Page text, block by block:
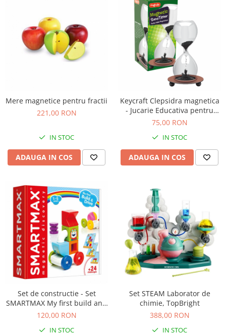
Jucarii de sortat
Jucarii muzicale bebelusi
Puzzle bebelusi
Mere magnetice pentru fractii
221,00 RON
IN STOC
ADAUGA IN COS
Keycraft Clepsidra magnetica
- Jucarie Educativa pentru
copii
75,00 RON
IN STOC
ADAUGA IN COS
Set de constructie - Set
SMARTMAX My first build and
drive
120,00 RON
IN STOC
Set STEAM Laborator de
chimie, TopBright
388,00 RON
IN STOC